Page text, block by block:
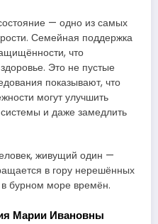
— одно из самых
Семейная поддержка
что
Это не пустые
показывают, что
могут улучшить
и даже замедлить
живущий один —
в гору нерешённых
бурном море времён.
Марии Ивановны